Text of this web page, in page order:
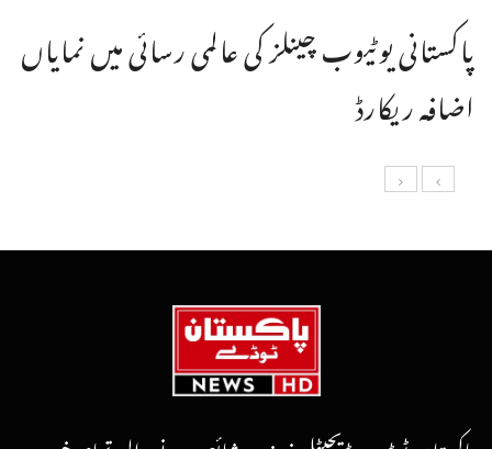
پاکستانی یوٹیوب چینلز کی عالمی رسائی میں نمایاں
اضافہ ریکارڈ